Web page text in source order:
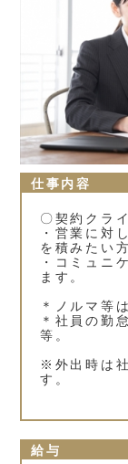
仕事内容
〇契約クラ
・営業に対
を積みたい
・コミュニ
ます。
＊ノルマ等
＊社員の勤
等。
※外出時は
す。
給与